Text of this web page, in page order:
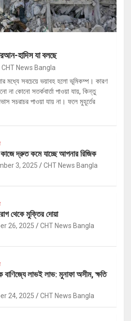
হাদিস যা বলছে
CHT News Bangla
মধ্যে সবচেয়ে ভয়াবহ হলো ভূমিকম্প। কারণ
না কোনো সতর্কবার্তা পাওয়া যায়, কিন্তু
সচরাচর পাওয়া যায় না। ফলে মুহূর্তের
কাজে দ্রুত কমে যাচ্ছে আপনার রিজিক
3, 2025 CHT News Bangla
থেকে মুক্তির দোয়া
26, 2025 CHT News Bangla
লাভই লাভ: মুনাফা অসীম, ক্ষতি
24, 2025 CHT News Bangla